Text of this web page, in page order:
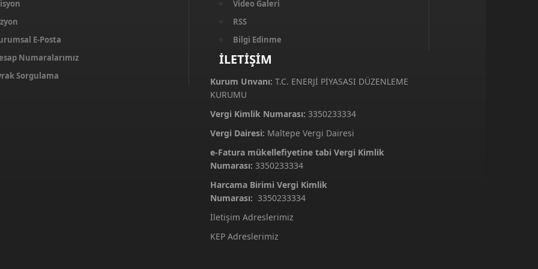
E-Posta
Numaralarımız
Sorgulama
Video Galeri
RSS
Bilgi Edinme
İLETİŞİM
Kurum Unvanı: T.C. ENERJİ PİYASASI DÜZENLEME
KURUMU
Vergi Kimlik Numarası: 3350233334
Vergi Dairesi: Maltepe Vergi Dairesi
e-Fatura mükellefiyetine tabi Vergi Kimlik
Numarası: 3350233334
Harcama Birimi Vergi Kimlik
Numarası: 3350233334
İletişim Adreslerimiz
KEP Adreslerimiz